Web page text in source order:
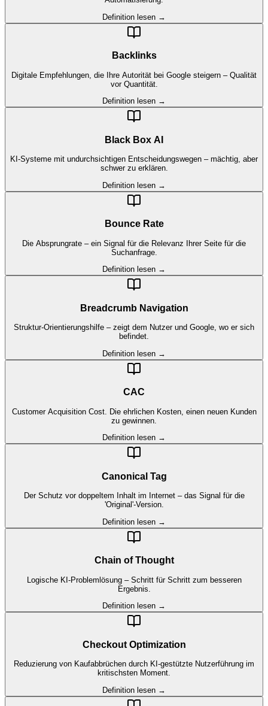
Definition lesen →
Backlinks
Digitale Empfehlungen, die Ihre Autorität bei Google steigern – Qualität
vor Quantität.
Definition lesen →
Black Box AI
KI-Systeme mit undurchsichtigen Entscheidungswegen – mächtig, aber
schwer zu erklären.
Definition lesen →
Bounce Rate
Die Absprungrate – ein Signal für die Relevanz Ihrer Seite für die
Suchanfrage.
Definition lesen →
Breadcrumb Navigation
Struktur-Orientierungshilfe – zeigt dem Nutzer und Google, wo er sich
befindet.
Definition lesen →
CAC
Customer Acquisition Cost. Die ehrlichen Kosten, einen neuen Kunden
zu gewinnen.
Definition lesen →
Canonical Tag
Der Schutz vor doppeltem Inhalt im Internet – das Signal für die
'Original'-Version.
Definition lesen →
Chain of Thought
Logische KI-Problemlösung – Schritt für Schritt zum besseren
Ergebnis.
Definition lesen →
Checkout Optimization
Reduzierung von Kaufabbrüchen durch KI-gestützte Nutzerführung im
kritischsten Moment.
Definition lesen →